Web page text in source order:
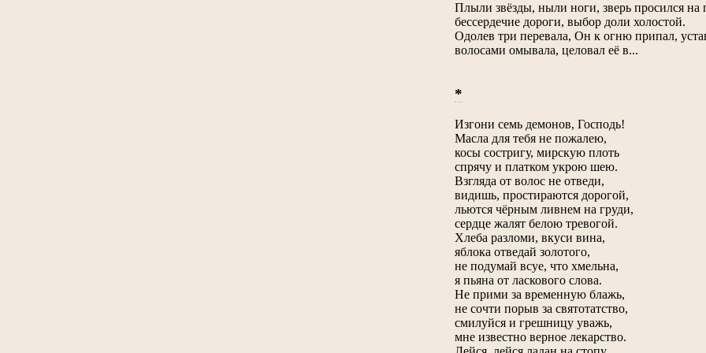
Плыли звёзды, ныли ноги, зверь просился на
бессердечие дороги, выбор доли холостой.
Oдолев три перевала, Он к огню припал,
волосами омывала, целовал её в...
*
Изгони семь демонов, Господь!
Масла для тебя не пожалею,
косы состригу, мирскую плоть
спрячу и платком укрою шею.
Взгляда от волос не отведи,
видишь, простираются дорогой,
льются чёрным ливнем на груди,
сердце жалят белою тревогой.
Хлеба разломи, вкуси вина,
яблока отведай золотого,
не подумай всуе, что хмельна,
я пьяна от ласкового слова.
Не прими за временную блажь,
не сочти порыв за святотатство,
смилуйся и грешницу уважь,
мне известно верное лекарство.